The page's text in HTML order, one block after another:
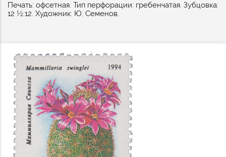
Печать: офсетная. Тип перфорации: гребенчатая. Зубцовка:
12 ½:12. Художник: Ю. Семенов.